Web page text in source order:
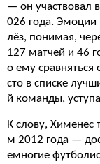
— он участвовал
026 года. Эмоции
лёз, понимая,
127 матчей и 46
о ему сравняться
сто в списке
й команды,
К слову, Хименес
м 2012 года —
емногие